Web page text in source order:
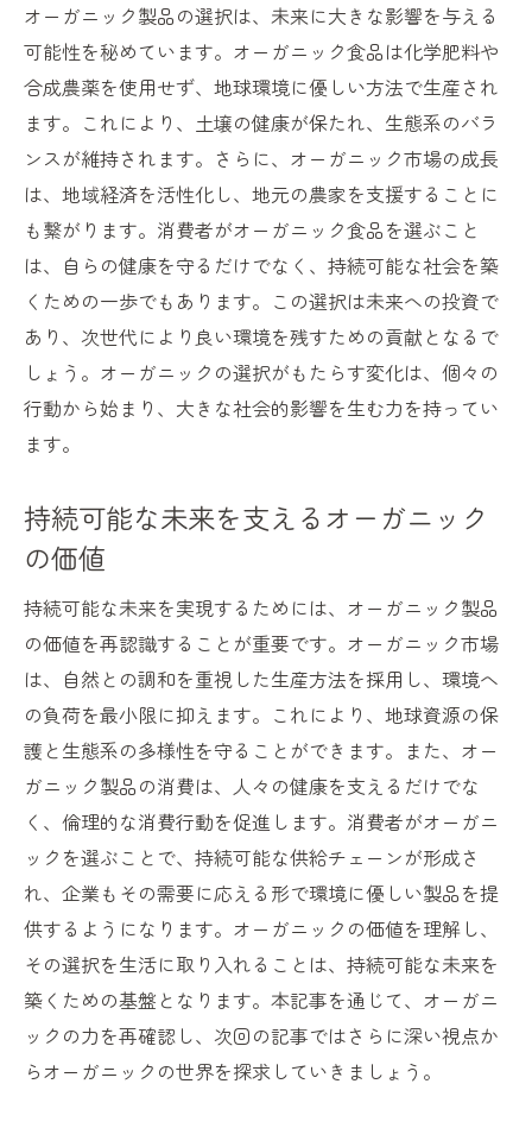
オーガニック製品の選択は、未来に大きな影響を与える
可能性を秘めています。オーガニック食品は化学肥料や
合成農薬を使用せず、地球環境に優しい方法で生産され
ます。これにより、土壌の健康が保たれ、生態系のバラ
ンスが維持されます。さらに、オーガニック市場の成長
は、地域経済を活性化し、地元の農家を支援することに
も繋がります。消費者がオーガニック食品を選ぶこと
は、自らの健康を守るだけでなく、持続可能な社会を築
くための一歩でもあります。この選択は未来への投資で
あり、次世代により良い環境を残すための貢献となるで
しょう。オーガニックの選択がもたらす変化は、個々の
行動から始まり、大きな社会的影響を生む力を持ってい
ます。
持続可能な未来を支えるオーガニック
の価値
持続可能な未来を実現するためには、オーガニック製品
の価値を再認識することが重要です。オーガニック市場
は、自然との調和を重視した生産方法を採用し、環境へ
の負荷を最小限に抑えます。これにより、地球資源の保
護と生態系の多様性を守ることができます。また、オー
ガニック製品の消費は、人々の健康を支えるだけでな
く、倫理的な消費行動を促進します。消費者がオーガニ
ックを選ぶことで、持続可能な供給チェーンが形成さ
れ、企業もその需要に応える形で環境に優しい製品を提
供するようになります。オーガニックの価値を理解し、
その選択を生活に取り入れることは、持続可能な未来を
築くための基盤となります。本記事を通じて、オーガニ
ックの力を再確認し、次回の記事ではさらに深い視点か
らオーガニックの世界を探求していきましょう。